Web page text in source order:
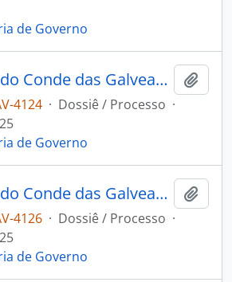
de Governo
AVISO RÉGIO do Conde das Galveas ao [Governador e Capitão-General da Capitania de Mato Grosso] João Carlos Augusto D’Oeynhausen e Gravemberg.
4124 · Dossiê / Processo ·
de Governo
AVISO RÉGIO do Conde das Galveas ao [Governador e Capitão-General da Capitania de Mato Grosso] João Carlos Augusto D’Oeynhausen e Gravemberg
4126 · Dossiê / Processo ·
de Governo